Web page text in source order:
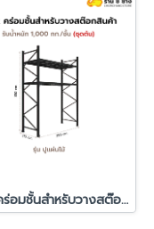
Rack คร่อมชั้นสำหรับวางสต๊อกสินค้า (ปูแผ่นไม้) รับน้ำหนัก 1000 กก./ชั้น